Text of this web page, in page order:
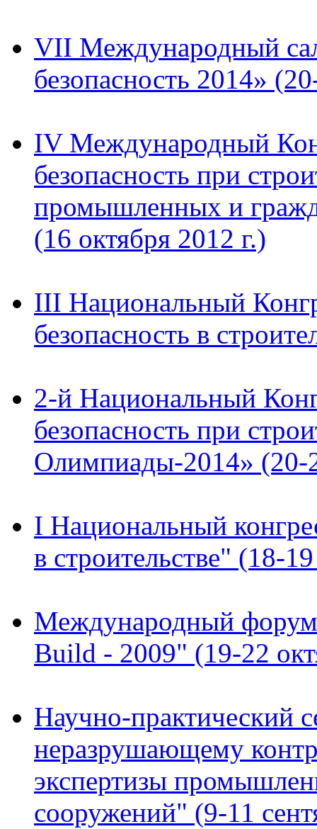
VII Международный
безопасность 2014»
IV Международный
безопасность при
промышленных и
(16 октября 2012 г.)
III Национальный
безопасность в
2-й Национальный
безопасность при
Олимпиады-2014» (20-
I Национальный
в строительстве" (18-
Международный форум
Build - 2009" (19-22
Научно-практический
неразрушающему
экспертизы
сооружений" (9-11